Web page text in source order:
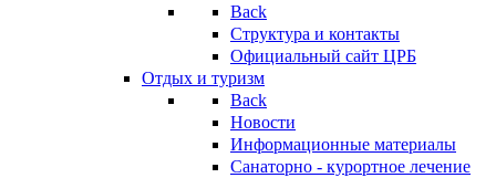
Back
Структура и контакты
Официальный сайт ЦРБ
Отдых и туризм
Back
Новости
Информационные материалы
Санаторно - курортное лечение